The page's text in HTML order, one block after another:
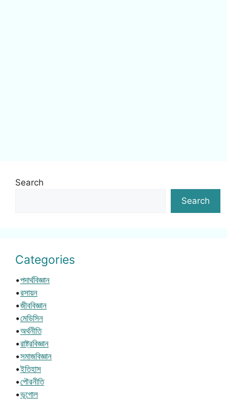
Search
Search
Categories
•পদার্থবিজ্ঞান
•রসায়ন
•জীববিজ্ঞান
•মেডিসিন
•অর্থনীতি
•রাষ্ট্রবিজ্ঞান
•সমাজবিজ্ঞান
•ইতিহাস
•পৌরনীতি
•ভূগোল